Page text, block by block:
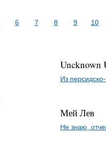
6 7 8 9
10
Uncknown
Из
Мей Лев
Не знаю,